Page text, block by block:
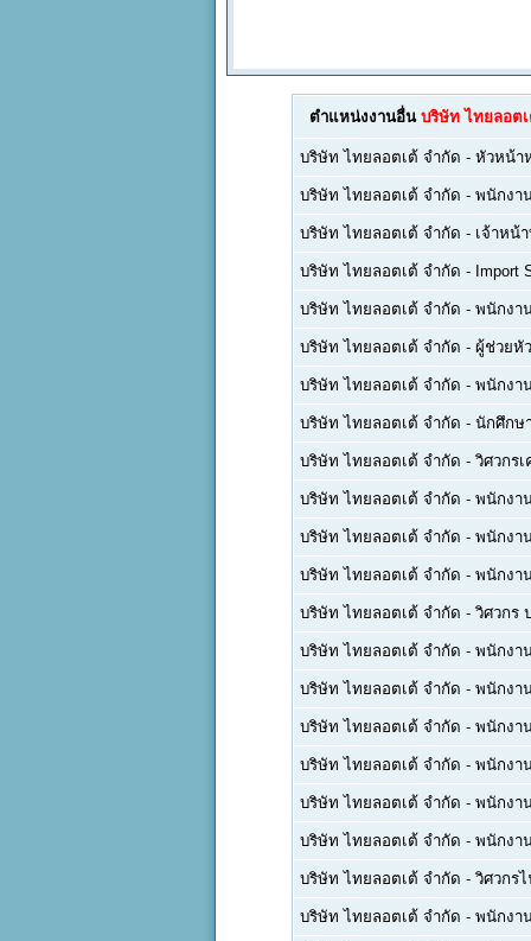
ตำแหน่งงานอื่น บริษัท ไทยลอต
บริษัท ไทยลอตเต้ จำกัด - หัวหน้า
บริษัท ไทยลอตเต้ จำกัด - พนักงา
บริษัท ไทยลอตเต้ จำกัด - เจ้าหน้
บริษัท ไทยลอตเต้ จำกัด - Import
บริษัท ไทยลอตเต้ จำกัด - พนักงา
บริษัท ไทยลอตเต้ จำกัด - ผู้ช่วยหั
บริษัท ไทยลอตเต้ จำกัด - พนักงา
บริษัท ไทยลอตเต้ จำกัด - นักศึกษ
บริษัท ไทยลอตเต้ จำกัด - วิศวกร
บริษัท ไทยลอตเต้ จำกัด - พนักงา
บริษัท ไทยลอตเต้ จำกัด - พนักงา
บริษัท ไทยลอตเต้ จำกัด - พนักงา
บริษัท ไทยลอตเต้ จำกัด - วิศวกร
บริษัท ไทยลอตเต้ จำกัด - พนักงา
บริษัท ไทยลอตเต้ จำกัด - พนักงา
บริษัท ไทยลอตเต้ จำกัด - พนักงา
บริษัท ไทยลอตเต้ จำกัด - พนักงา
บริษัท ไทยลอตเต้ จำกัด - พนักงา
บริษัท ไทยลอตเต้ จำกัด - พนักงา
บริษัท ไทยลอตเต้ จำกัด - วิศวกร
บริษัท ไทยลอตเต้ จำกัด - พนักงา